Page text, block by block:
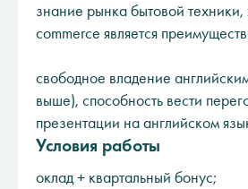
знание рынка бытовой
commerce является
свободное владение
выше), способность вести
презентации на английском
Условия работы
оклад + квартальный бонус;